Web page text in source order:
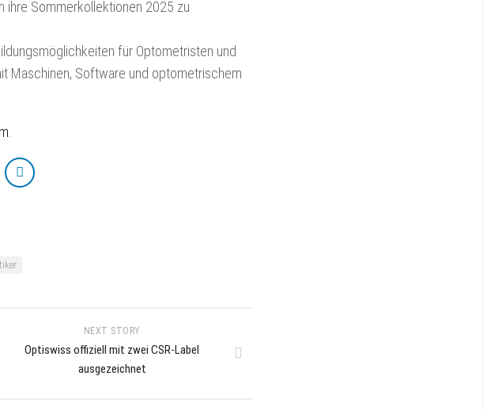
ihre Sommerkollektionen 2025 zu
für Optometristen und
Maschinen, Software und optometrischem
NEXT STORY
Optiswiss offiziell mit zwei CSR-Label
ausgezeichnet